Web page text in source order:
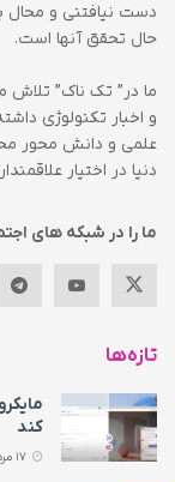
دست نیافتنی و محال
حال تحقق آنها است.
ما در” تک ناک” تلاش
و اخبار تکنولوژی
علمی و دانش محور
دنیا در اختیار
ما را در شبکه های
تازه‌ها
کند